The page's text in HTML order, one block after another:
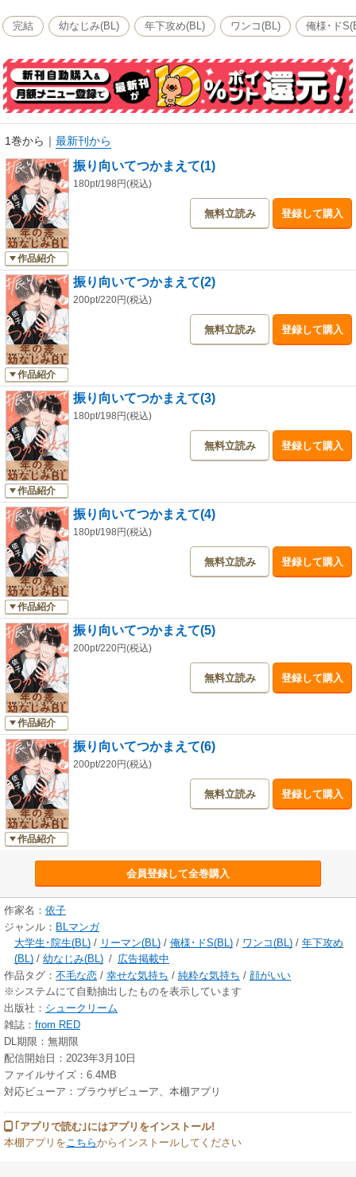
「俺はお前を抱きたいんだよ」
年下ワンコの猛追開始！ 一方通行片想いからはじまる、【隠れ一途な俺様
完結 幼なじみ(BL) 年下攻め(BL) ワンコ(BL) 俺様･ド
1巻から ｜ 最新刊から
作品紹介
振り向いてつかまえて(1)
180pt/198円(税込)
無料立読み 登録して購入
作品紹介
振り向いてつかまえて(2)
200pt/220円(税込)
無料立読み 登録して購入
作品紹介
振り向いてつかまえて(3)
180pt/198円(税込)
無料立読み 登録して購入
作品紹介
振り向いてつかまえて(4)
180pt/198円(税込)
無料立読み 登録して購入
作品紹介
振り向いてつかまえて(5)
200pt/220円(税込)
無料立読み 登録して購入
作品紹介
振り向いてつかまえて(6)
200pt/220円(税込)
無料立読み 登録して購入
会員登録して全巻購入
作家名： 依子
ジャンル： BLマンガ
大学生･院生(BL) / リーマン(BL) / 俺様･ドS(BL) / ワンコ(BL) / 年下攻め
(BL) / 幼なじみ(BL) / 広告掲載中
作品タグ： 不毛な恋 / 幸せな気持ち / 純粋な気持ち / 顔がいい
※システムにて自動抽出したものを表示しています
出版社： シュークリーム
雑誌： from RED
DL期限：無期限
配信開始日：2023年3月10日
ファイルサイズ：6.4MB
対応ビューア：ブラウザビューア、本棚アプリ
｢アプリで読む｣にはアプリをインストール!
本棚アプリをこちらからインストールしてください